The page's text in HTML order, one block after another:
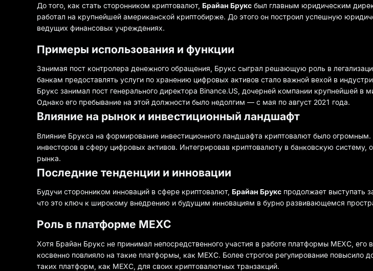
До того, как стать сторонником криптовалют, Брайан Брукс был главным юридическим
работал на крупнейшей американской криптобирже. До этого он построил успешную
ведущих финансовых учреждениях.
Примеры использования и функции
Занимая пост контролера денежного обращения, Брукс сыграл решающую роль в
банкам предоставлять услуги по хранению цифровых активов стало важной вехой в
Брукс занимал пост генерального директора Binance.US, дочерней компании крупнейшей в
Однако его пребывание на этой должности было недолгим — с мая по август 2021 года.
Влияние на рынок и инвестиционный ландшафт
Влияние Брукса на формирование инвестиционного ландшафта криптовалют было огромным.
инвесторов в сферу цифровых активов. Интегрировав криптовалюту в банковскую систему,
рынка.
Последние тенденции и инновации
Будучи сторонником инноваций в сфере криптовалют, Брайан Брукс продолжает выступать
что это ключ к широкому внедрению и будущим инновациям в бурно развивающемся
Роль в платформе MEXC
Хотя Брайан Брукс не принимал непосредственного участия в работе платформы MEXC, его
косвенно повлияло на такие платформы, как MEXC. Более строгое регулирование повысило
таких платформ, как MEXC, для своих криптовалютных транзакций.